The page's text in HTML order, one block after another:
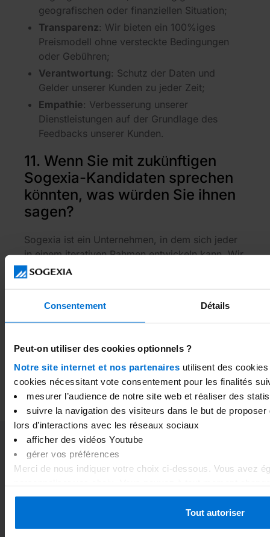
Consentement Détails
Peut-on utiliser des cookies optionnels ?
Notre site internet et nos partenaires utilisent des
cookies nécessitant vote consentement pour les finalités
mesurer l’audience de notre site web et réaliser des
suivre la navigation des visiteurs dans le but de
lors d’interactions avec les réseaux sociaux
afficher des vidéos Youtube
gérer vos préférences
Merci de nous indiquer votre choix ci-dessous. Vous avez
gestion des cookies inséré au bas de chaque page du site
notre politique de
Tout autoriser
geografischen oder finanziellen Situation;
Transparenz: Wir bieten ein 100%iges
Preismodell ohne versteckte Bedingungen
oder Gebühren;
Verantwortung: Schutz der Daten und
Gelder unserer Kunden zu jeder Zeit;
Empathie: Verbesserung unserer
Dienstleistungen auf der Grundlage des
Feedbacks unserer Kunden.
11. Wenn Sie mit zukünftigen
Sogexia-Kandidaten sprechen
könnten, was würden Sie ihnen
sagen?
Sogexia ist ein Unternehmen, in dem sich jeder
in einem iterativen Rahmen entwickeln kann. Wir
arbeiten alle zusammen, um jeden Tag neue
wir Fehler, aber Beharrlichkeit ist der Weg zum
Erfolg.
Ähnliche Artikel